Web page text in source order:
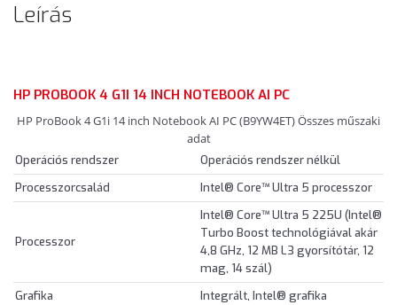
Leírás
HP PROBOOK 4 G1I 14 INCH NOTEBOOK AI PC
HP ProBook 4 G1i 14 inch Notebook AI PC (B9YW4ET) Összes műszaki
adat
Operációs rendszer
Operációs rendszer nélkül
Processzorcsalád
Intel® Core™ Ultra 5 processzor
Processzor
Intel® Core™ Ultra 5 225U (Intel®
Turbo Boost technológiával akár
4,8 GHz, 12 MB L3 gyorsítótár, 12
mag, 14 szál)
Grafika
Integrált, Intel® grafika